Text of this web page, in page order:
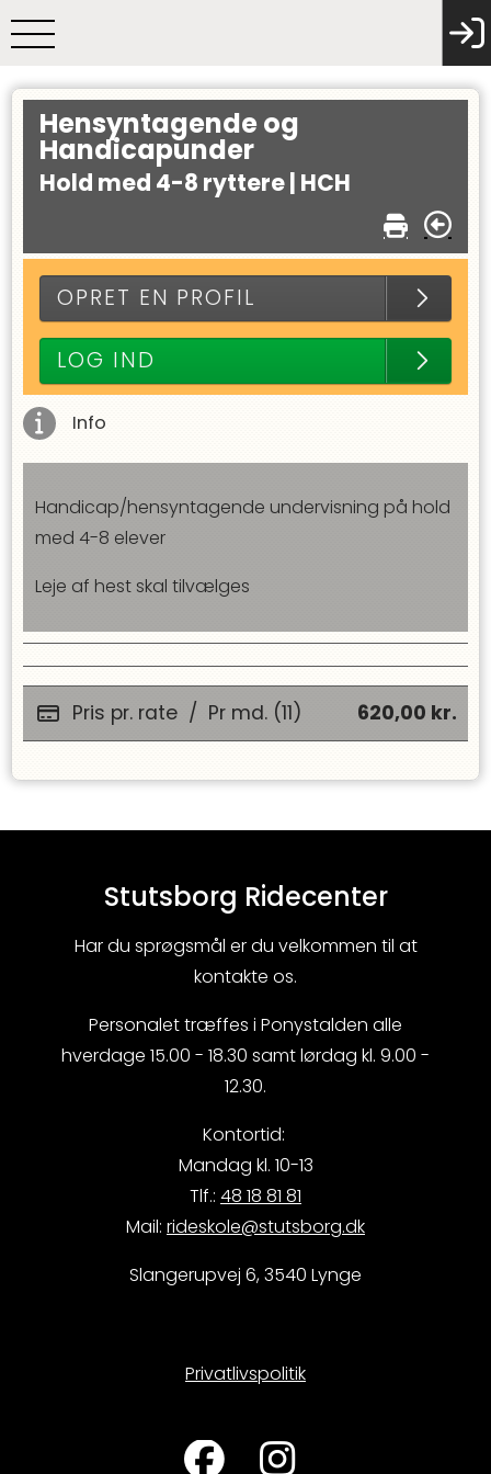
Hensyntagende og
Handicapunder
Hold med 4-8 ryttere | HCH
OPRET EN PROFIL
LOG IND
Info
Handicap/hensyntagende undervisning på hold
med 4-8 elever
Leje af hest skal tilvælges
Pris pr. rate / Pr md. (11) 620,00 kr.
Stutsborg Ridecenter
Har du sprøgsmål er du velkommen til at
kontakte os.
Personalet træffes i Ponystalden alle
hverdage 15.00 - 18.30 samt lørdag kl. 9.00 -
12.30.
Kontortid:
Mandag kl. 10-13
Tlf.: 48 18 81 81
Mail: rideskole@stutsborg.dk
Slangerupvej 6, 3540 Lynge
Privatlivspolitik